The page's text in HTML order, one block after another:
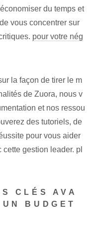
du temps et
vous concentrer sur
pour votre nég
la façon de tirer le m
de Zuora, nous v
et nos ressou
des tutoriels, de
pour vous aider
gestion leader. pl
CLÉS AVA
BUDGET